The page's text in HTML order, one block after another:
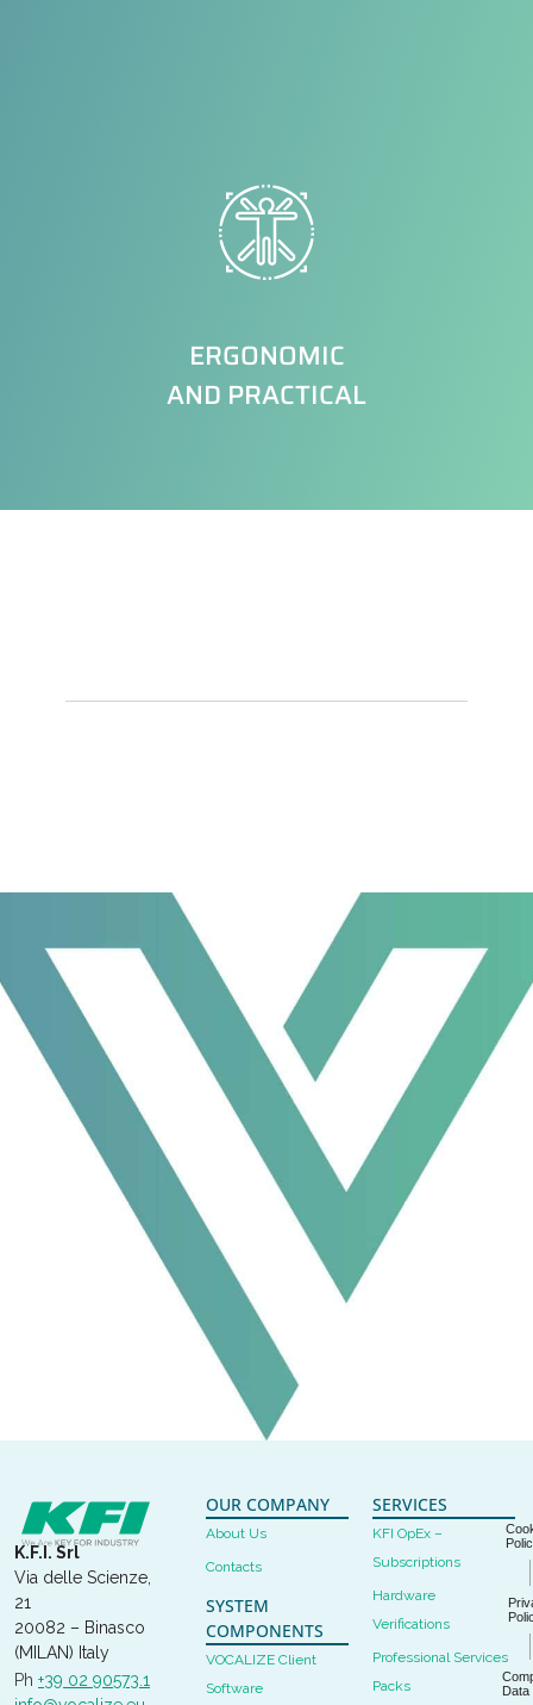
ERGONOMIC
AND PRACTICAL
K.F.I. Srl
Via delle Scienze,
21
20082 – Binasco
(MILAN) Italy
Ph +39 02 90573.1
OUR COMPANY
About Us
Contacts
SYSTEM
COMPONENTS
VOCALIZE Client
Software
SERVICES
KFI OpEx –
Subscriptions
Hardware
Verifications
Professional Services
Packs
Data